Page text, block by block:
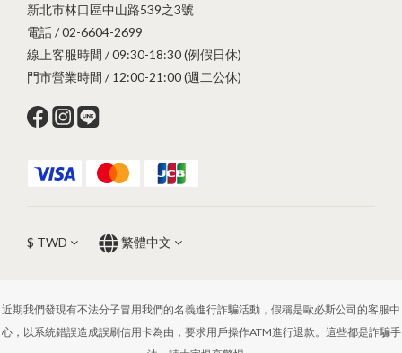
新北市林口區中山路539之3號
電話 / 02-6604-2699
線上客服時間 / 09:30-18:30 (例假日休)
門市營業時間 / 12:00-21:00 (週二公休)
$ TWD 繁體中文
近期我們發現有不法分子冒用我們的名義進行詐騙活動，假稱是歐必斯公司的客服中
心，以系統錯誤造成誤刷信用卡為由，要求用戶操作ATM進行退款。這些都是詐騙手